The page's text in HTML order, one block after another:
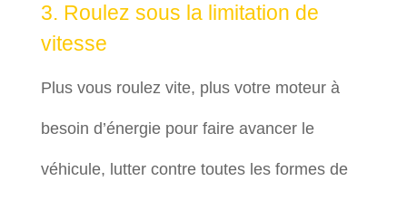
3. Roulez sous la limitation de
vitesse
Plus vous roulez vite, plus votre moteur à
besoin d’énergie pour faire avancer le
véhicule, lutter contre toutes les formes de